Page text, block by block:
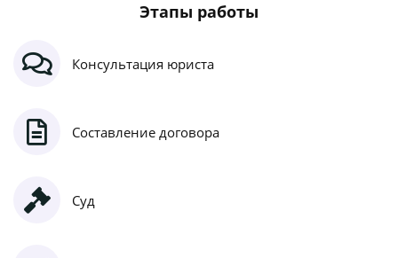
Этапы работы
Консультация юриста
Составление договора
Суд